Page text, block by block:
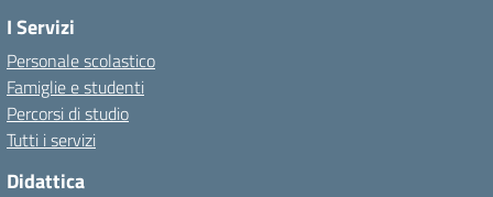
I Servizi
Personale scolastico
Famiglie e studenti
Percorsi di studio
Tutti i servizi
Didattica